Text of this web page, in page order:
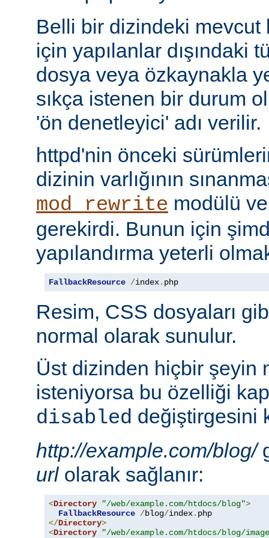
Belli bir dizindeki mevcut
için yapılanlar dışındaki
dosya veya özkaynakla
sıkça istenen bir durum
'ön denetleyici' adı verilir.
httpd'nin önceki
dizinin varlığının
mod_rewrite modülü
gerekirdi. Bunun için
yapılandırma yeterli
FallbackResource /index. php
Resim, CSS dosyaları
normal olarak sunulur.
Üst dizinden hiçbir şeyin
isteniyorsa bu özelliği
disabled değiştirgesini
http://example.com/blog/
urlolarak sağlanır:
<Directory "/web/example.com/htdocs/blog">
FallbackResource /blog/index.
</Directory>
<Directory
"/web/example.com/htdocs/blog/